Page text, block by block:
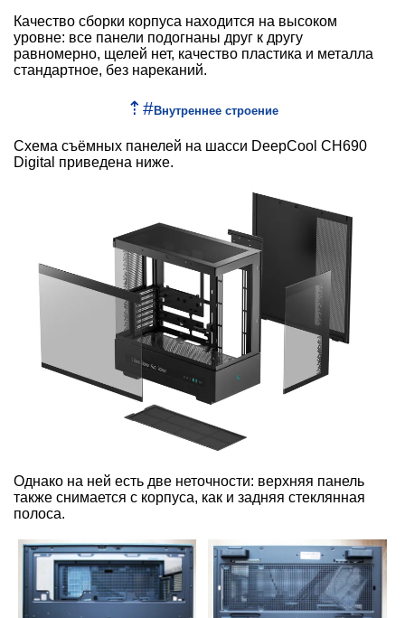
Качество сборки корпуса находится на высоком
уровне: все панели подогнаны друг к другу
равномерно, щелей нет, качество пластика и металла
стандартное, без нареканий.
⇡ #Внутреннее строение
Схема съёмных панелей на шасси DeepCool CH690
Digital приведена ниже.
Однако на ней есть две неточности: верхняя панель
также снимается с корпуса, как и задняя стеклянная
полоса.